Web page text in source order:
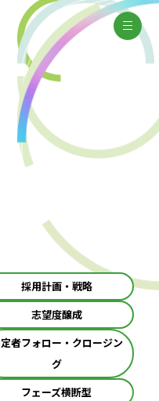
採用計画・戦略
志望度醸成
者フォロー・クロージン
グ
フェーズ横断型